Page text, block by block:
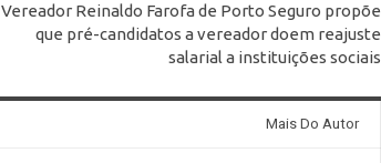
Vereador Reinaldo Farofa de Porto Seguro propõe
que pré-candidatos a vereador doem reajuste
salarial a instituições sociais
Mais Do Autor